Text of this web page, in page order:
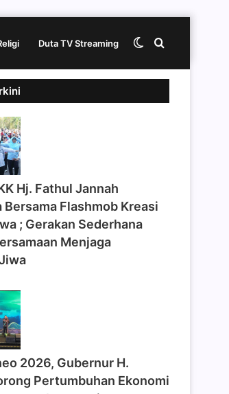
Duta TV Streaming Cari
Switch
Hj. Fathul Jannah
Bersama Flashmob Kreasi
; Gerakan Sederhana
Menjaga
2026, Gubernur H.
Pertumbuhan Ekonomi